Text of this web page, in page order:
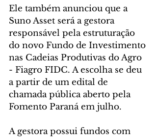
Ele também anunciou que a
Suno Asset será a gestora
responsável pela estruturação
do novo Fundo de Investimento
nas Cadeias Produtivas do Agro
- Fiagro FIDC. A escolha se deu
a partir de um edital de
chamada pública aberto pela
Fomento Paraná em julho.
A gestora possui fundos com